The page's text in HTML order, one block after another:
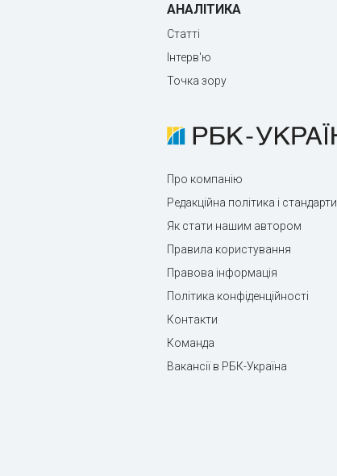
АНАЛІТИКА
Статті
Інтерв'ю
Точка зору
Про компанію
Редакційна політика і стандарти
Як стати нашим автором
Правила користування
Правова інформація
Політика конфіденційності
Контакти
Команда
Вакансії в РБК-Україна